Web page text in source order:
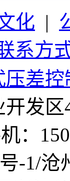
化 |
系方
压差
发
：
-1/沧